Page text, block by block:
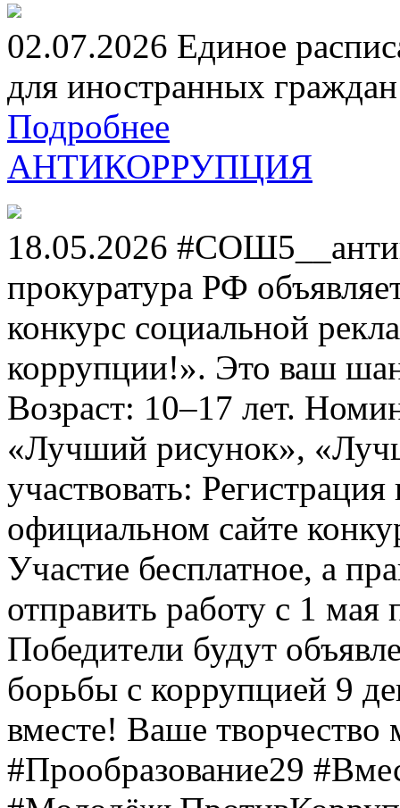
02.07.2026 Единое
для иностранных
Подробнее
АНТИКОРРУПЦИЯ
18.05.2026
прокуратура РФ
конкурс социальной
коррупции!». Это ваш
Возраст: 10–17 лет.
«Лучший рисунок»,
участвовать:
официальном сайте
Участие бесплатное, а
отправить работу с 1 мая
Победители будут
борьбы с коррупцией 9
вместе! Ваше творчество
#Прообразование29